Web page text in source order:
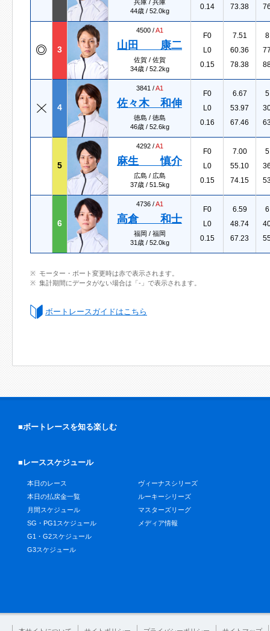
兵庫 / 兵庫
44歳 / 52.0kg
0.14
73.38
3
4500 /A1
山田 康二
佐賀 / 佐賀
34歳 / 52.2kg
F0
L0
0.15
7.51
60.36
78.38
4
3841 /A1
佐々木 和伸
徳島 / 徳島
46歳 / 52.6kg
F0
L0
0.16
6.67
53.97
67.46
5
4292 /A1
麻生 慎介
広島 / 広島
37歳 / 51.5kg
F0
L0
0.15
7.00
55.10
74.15
6
4736 /A1
高倉 和士
福岡 / 福岡
31歳 / 52.0kg
F0
L0
0.15
6.59
48.74
67.23
モーター・ボート変更時は赤で表示されます。
集計期間にデータがない場合は「-」で表示されます。
ボートレースガイドはこちら
■ボートレースを知る楽しむ
■レーススケジュール
本日のレース
本日の払戻金一覧
月間スケジュール
SG・PG1スケジュール
G1・G2スケジュール
G3スケジュール
ヴィーナスシリーズ
ルーキーシリーズ
マスターズリーグ
メディア情報